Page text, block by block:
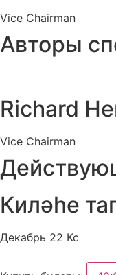
Vice Chairman
Авторы
Richard
Vice Chairman
Киләһе
Декабрь 22 Кс